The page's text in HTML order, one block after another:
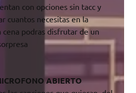
con opciones sin tacc y
cuantos necesitas en la
cena podras disfrutar de un
ABIERTO